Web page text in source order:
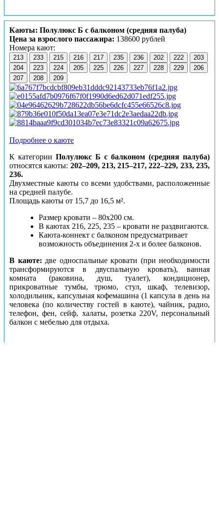
Каюты: Полулюкс Б с балконом (средняя палуба)
Цена за взрослого пассажира: 138600 рублей
Номера кают:
213 233 215 216 217 235 236 202 222
203
204
223 224 205 225 226 227 228 229
206
207
208 209
Подробнее о каюте
К категории Полулюкс Б с балконом (средняя палуба)
относятся каюты: 202–209, 213, 215–217, 222–229, 233, 235,
236.
Двухместные каюты со всеми удобствами, расположенные
на средней палубе.
Площадь каюты от 15,7 до 16,5 м².
Размер кровати – 80х200 см.
В каютах 216, 225, 235 – кровати не раздвигаются.
Каюта-коннект с балконом предусматривает
возможность объединения 2-х и более балконов.
В каюте: две односпальные кровати (при необходимости
трансформируются в двуспальную кровать), ванная
комната (раковина, душ, туалет), кондиционер,
прикроватные тумбы, трюмо, стул, шкаф, телевизор,
холодильник, капсульная кофемашина (1 капсула в день на
человека (по количеству гостей в каюте), чайник, радио,
телефон, фен, сейф, халаты, розетка 220V, персональный
балкон с мебелью для отдыха.